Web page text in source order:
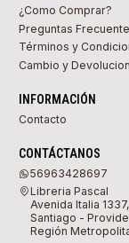
¿Como Comprar?
Preguntas
Términos y
Cambio y
INFORMACIÓN
Contacto
CONTÁCTANOS
56963428697
Libreria Pascal
Avenida Italia
Santiago -
Región